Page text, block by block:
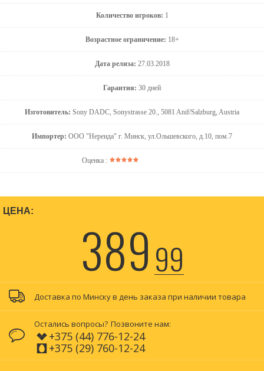
Количество игроков: 1
Возрастное ограничение: 18+
Дата релиза: 27.03.2018
Гарантия: 30 дней
Изготовитель: Sony DADC, Sonystrasse 20., 5081 Anif/Salzburg, Austria
Импортер: ООО "Нереида" г. Минск, ул.Ольшевского, д.10, пом.7
Оценка :
ЦЕНА:
38999
Доставка по Минску в день заказа при наличии товара
Остались вопросы? Позвоните нам:
+375 (44) 776-12-24
+375 (29) 760-12-24